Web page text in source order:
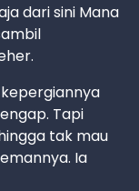
dari sini Mana
Tapi
tak mau
Ia